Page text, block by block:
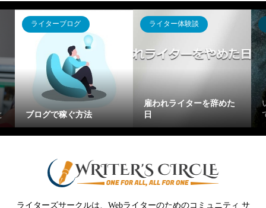
ライターブログ
ブログで稼ぐ方法
ライター体験談
雇われライターを辞めた
日
ライターズサークルは、Webライターのためのコミュニティ サ